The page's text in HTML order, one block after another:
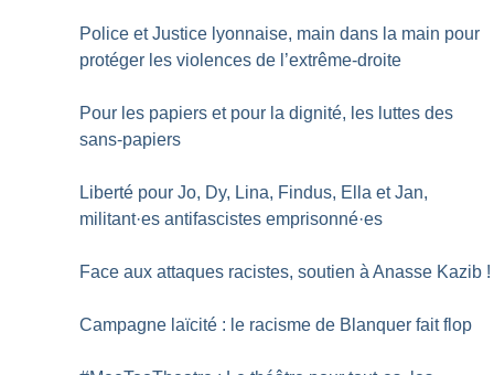
Police et Justice lyonnaise, main dans la main pour
protéger les violences de l’extrême-droite
Pour les papiers et pour la dignité, les luttes des
sans-papiers
Liberté pour Jo, Dy, Lina, Findus, Ella et Jan,
militant·es antifascistes emprisonné·es
Face aux attaques racistes, soutien à Anasse Kazib !
Campagne laïcité : le racisme de Blanquer fait flop